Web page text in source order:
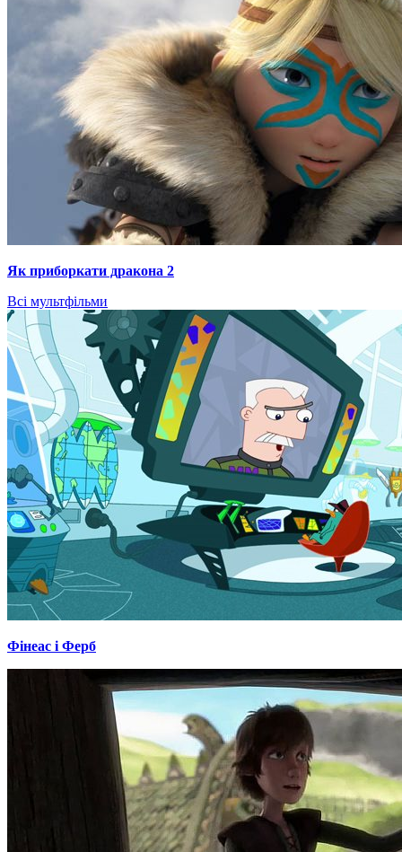
Як приборкати дракона 2
Всі мультфільми
Фінеас і Ферб